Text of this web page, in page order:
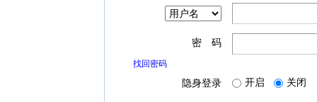
密 码
找回密码
隐身登录 开启 关闭